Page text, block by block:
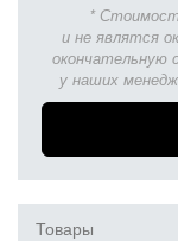
*
и не являтся
окончательную
у наших
Товары